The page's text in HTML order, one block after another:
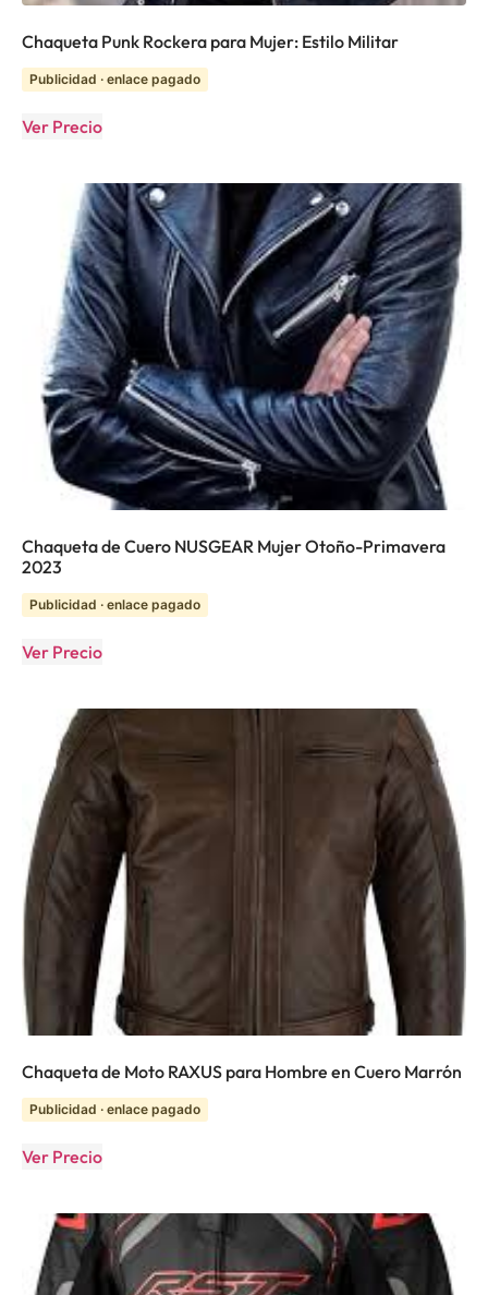
Chaqueta Punk Rockera para Mujer: Estilo Militar
Publicidad · enlace pagado
Ver Precio
Chaqueta de Cuero NUSGEAR Mujer Otoño-Primavera
2023
Publicidad · enlace pagado
Ver Precio
Chaqueta de Moto RAXUS para Hombre en Cuero Marrón
Publicidad · enlace pagado
Ver Precio